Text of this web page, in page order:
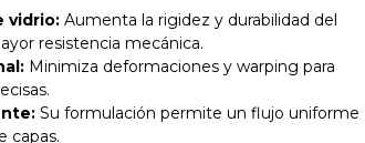
vidrio: Aumenta la rigidez y durabilidad del
resistencia mecánica.
Minimiza deformaciones y warping para
Su formulación permite un flujo uniforme
capas.